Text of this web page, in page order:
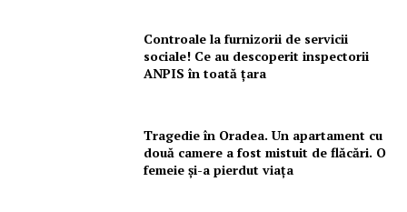
Controale la furnizorii de servicii
sociale! Ce au descoperit inspectorii
ANPIS în toată țara
Tragedie în Oradea. Un apartament cu
două camere a fost mistuit de flăcări. O
femeie și-a pierdut viața